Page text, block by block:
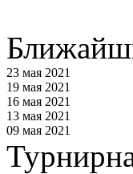
23 мая 2021
19 мая 2021
16 мая 2021
13 мая 2021
09 мая 2021